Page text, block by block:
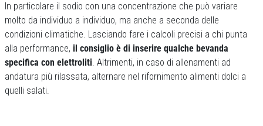
In particolare il sodio con una concentrazione che può variare
molto da individuo a individuo, ma anche a seconda delle
condizioni climatiche. Lasciando fare i calcoli precisi a chi punta
alla performance, il consiglio è di inserire qualche bevanda
specifica con elettroliti. Altrimenti, in caso di allenamenti ad
andatura più rilassata, alternare nel rifornimento alimenti dolci a
quelli salati.